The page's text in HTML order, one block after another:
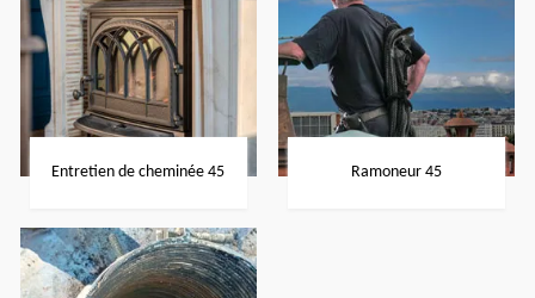
Entretien de cheminée 45 Ramoneur 45